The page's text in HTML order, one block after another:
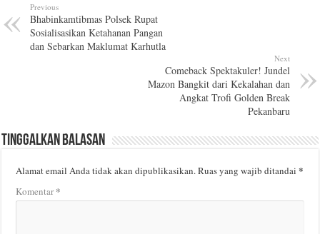
Previous
Bhabinkamtibmas Polsek Rupat
Sosialisasikan Ketahanan Pangan
dan Sebarkan Maklumat Karhutla
Next
Comeback Spektakuler! Jundel
Mazon Bangkit dari Kekalahan dan
Angkat Trofi Golden Break
Pekanbaru
Tinggalkan Balasan
Alamat email Anda tidak akan dipublikasikan.Ruas yang wajib ditandai*
Komentar*